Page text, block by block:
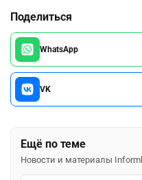
Поделиться
WhatsApp
VK
Ещё по теме
Новости и материалы